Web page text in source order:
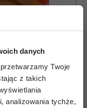
danych
przetwarzamy Twoje
z takich
analizowania tychże,